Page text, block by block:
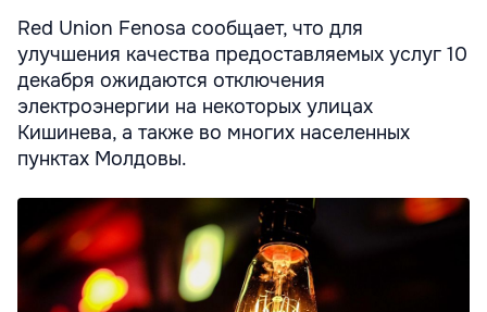
Red Union Fenosa сообщает, что для
улучшения качества предоставляемых услуг 10
декабря ожидаются отключения
электроэнергии на некоторых улицах
Кишинева, а также во многих населенных
пунктах Молдовы.